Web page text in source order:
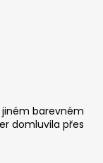
barevném
domluvila přes